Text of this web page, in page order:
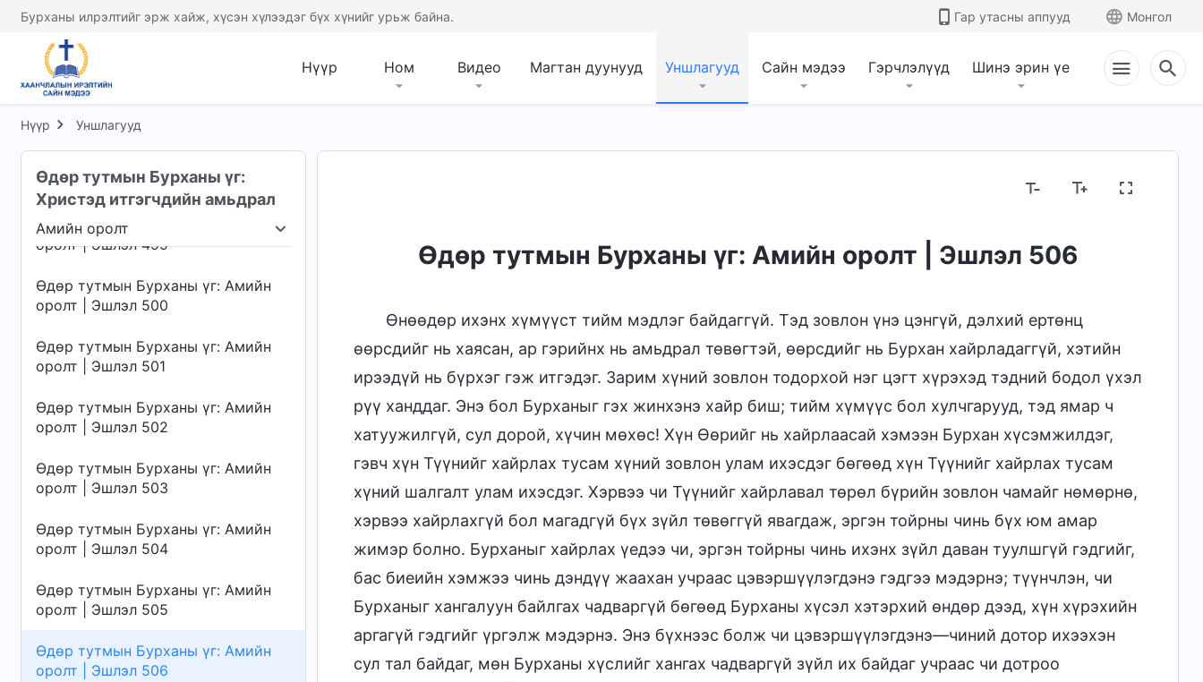
Бурханы илрэлтийг эрж хайж, хүсэн хүлээдэг бүх хүнийг урьж байна. Гар утасны аппууд Монгол
Нүүр Ном Видео Магтан дуунууд Уншлагууд Сайн мэдээ Гэрчлэлүүд Шинэ эрин үе
Нүүр Уншлагууд
Өдөр тутмын Бурханы үг:
Христэд итгэгчдийн амьдрал
Амийн оролт
нь Амийн оролт Хүрэх газар ба төгсгөл
Өдөр тутмын Бурханы үг: Амийн
оролт | Эшлэл 496
оролт | Эшлэл 497
оролт | Эшлэл 498
Өдөр тутмын Бурханы үг: Амийн
оролт | Эшлэл 499
Өдөр тутмын Бурханы үг: Амийн
оролт | Эшлэл 500
Өдөр тутмын Бурханы үг: Амийн
оролт | Эшлэл 501
Өдөр тутмын Бурханы үг: Амийн
оролт | Эшлэл 502
Өдөр тутмын Бурханы үг: Амийн
оролт | Эшлэл 503
Өдөр тутмын Бурханы үг: Амийн
оролт | Эшлэл 504
Өдөр тутмын Бурханы үг: Амийн
оролт | Эшлэл 505
Өдөр тутмын Бурханы үг: Амийн
оролт | Эшлэл 506
Өдөр тутмын Бурханы үг: Амийн оролт | Эшлэл 506
Өнөөдөр ихэнх хүмүүст тийм мэдлэг байдаггүй. Тэд зовлон үнэ цэнгүй, дэлхий ертөнц
өөрсдийг нь хаясан, ар гэрийнх нь амьдрал төвөгтэй, өөрсдийг нь Бурхан хайрладаггүй, хэтийн
ирээдүй нь бүрхэг гэж итгэдэг. Зарим хүний зовлон тодорхой нэг цэгт хүрэхэд тэдний бодол үхэл
рүү ханддаг. Энэ бол Бурханыг гэх жинхэнэ хайр биш; тийм хүмүүс бол хулчгарууд, тэд ямар ч
хатуужилгүй, сул дорой, хүчин мөхөс! Хүн Өөрийг нь хайрлаасай хэмээн Бурхан хүсэмжилдэг,
гэвч хүн Түүнийг хайрлах тусам хүний зовлон улам ихэсдэг бөгөөд хүн Түүнийг хайрлах тусам
хүний шалгалт улам ихэсдэг. Хэрвээ чи Түүнийг хайрлавал төрөл бүрийн зовлон чамайг нөмөрнө,
хэрвээ хайрлахгүй бол магадгүй бүх зүйл төвөггүй явагдаж, эргэн тойрны чинь бүх юм амар
жимэр болно. Бурханыг хайрлах үедээ чи, эргэн тойрны чинь ихэнх зүйл даван туулшгүй гэдгийг,
бас биеийн хэмжээ чинь дэндүү жаахан учраас цэвэршүүлэгдэнэ гэдгээ мэдэрнэ; түүнчлэн, чи
Бурханыг хангалуун байлгах чадваргүй бөгөөд Бурханы хүсэл хэтэрхий өндөр дээд, хүн хүрэхийн
аргагүй гэдгийг үргэлж мэдэрнэ. Энэ бүхнээс болж чи цэвэршүүлэгдэнэ—чиний дотор ихээхэн
сул тал байдаг, мөн Бурханы хүслийг хангах чадваргүй зүйл их байдаг учраас чи дотроо